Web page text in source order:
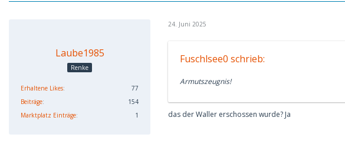
Laube1985
Renke
Erhaltene Likes
77
Beiträge
154
Marktplatz Einträge
1
24. Juni 2025
Fuschlsee0 schrieb:
Armutszeugnis!
das der Waller erschossen wurde? Ja